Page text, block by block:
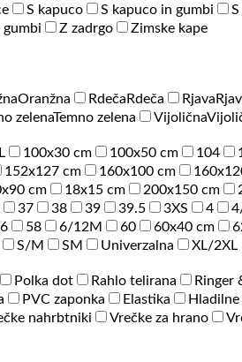
S kapuco S kapuco in gumbi
gumbi Z zadrgo
Zimske kape
Oranžna Rdeča Rdeča Rjava
zelenaTemno zelena Vijolična
100x30 cm 100x50 cm 104
152x127 cm 160x100 cm
cm 18x15 cm 200x150 cm
37 38 39 39.5 3XS 4
58 6/12M 60 60x40 cm
S/M SM Univerzalna
XL/2XL
Polka dot Rahlo telirana Ringer
PVC zaponka Elastika
nahrbtniki Vrečke za hrano